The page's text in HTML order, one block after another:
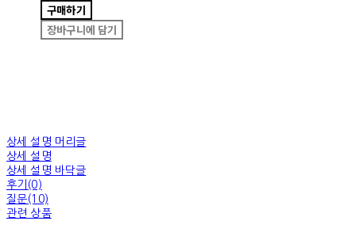
구매하기
장바구니에 담기
상세 설명 머리글
상세 설명
상세 설명 바닥글
후기(0)
질문(10)
관련 상품